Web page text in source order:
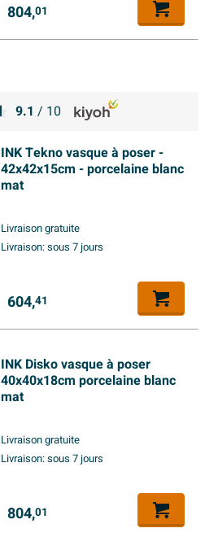
804,01
INK Tekno vasque à poser -
42x42x15cm - porcelaine blanc
mat
Livraison gratuite
Livraison:sous 7 jours
604,41
INK Disko vasque à poser
40x40x18cm porcelaine blanc
mat
Livraison gratuite
Livraison:sous 7 jours
804,01
9.1 / 10